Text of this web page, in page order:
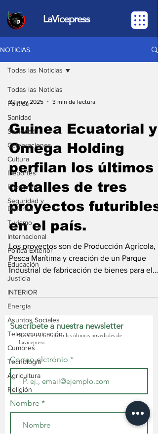
LaVicepress
NOTICIAS
Todas las Noticias
Política
Sanidad
Sociedad
Celebraciones
Cultura
Deportes
Economia
Seguridad y
Defensa
Turismo
Internacional
Politca Exterior
Educación
Justicia
INTERIOR
Energia
Asuntos Sociales
Telecomunicación
Cumbres
Tecnología
Agricultura
Religión
Todas las Noticias
22 may 2025 3 min de lectura
Guinea Ecuatorial y
Omega Holding
perfilan los últimos
detalles de tres
proyectos futuribles
en el país.
Los proyectos son de Producción Agrícola,
Pesca Marítima y creación de un Parque
Industrial de fabricación de bienes para el
consumo...
Suscríbete a nuestra newsletter
Recibe en tu correo las últimas novedades de
Lavicepress
Correo elctrónio
Nombre